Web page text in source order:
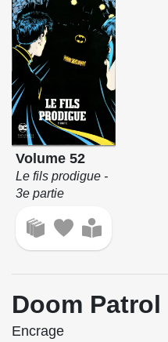
Volume 52
Le fils prodigue -
3e partie
Doom Patrol
Encrage